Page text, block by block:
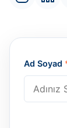
Ad Soyad